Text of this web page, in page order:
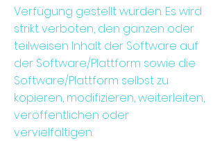
Verfügung gestellt wurden. Es wird
strikt verboten, den ganzen oder
teilweisen Inhalt der Software auf
der Software/Plattform sowie die
Software/Plattform selbst zu
kopieren, modifizieren, weiterleiten,
veröffentlichen oder
vervielfältigen.